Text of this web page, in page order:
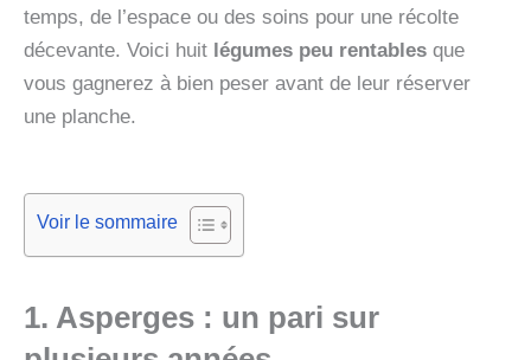
temps, de l’espace ou des soins pour une récolte
décevante. Voici huit légumes peu rentables que
vous gagnerez à bien peser avant de leur réserver
une planche.
Voir le sommaire
1. Asperges : un pari sur